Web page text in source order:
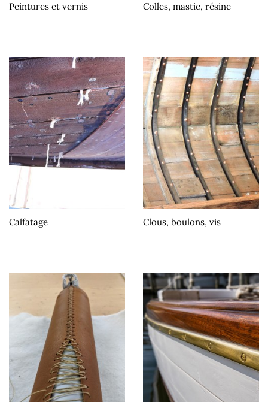
Peintures et vernis Colles, mastic, résine
Calfatage Clous, boulons, vis